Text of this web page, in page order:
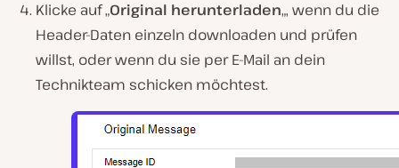
Klicke auf „Original herunterladen„, wenn du die
Header-Daten einzeln downloaden und prüfen
willst, oder wenn du sie per E-Mail an dein
Technikteam schicken möchtest.